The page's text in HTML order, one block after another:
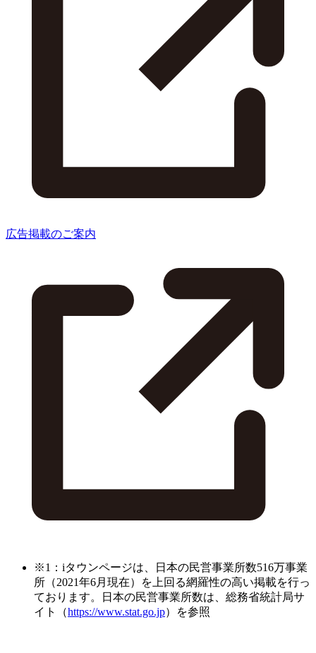
広告掲載のご案内
※1：iタウンページは、日本の民営事業所数516万事業
所（2021年6月現在）を上回る網羅性の高い掲載を行っ
ております。日本の民営事業所数は、総務省統計局サ
イト（https://www.stat.go.jp）を参照